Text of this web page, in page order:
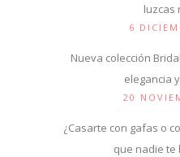
luzcas
6
Nueva colección
elegancia
20
¿Casarte con gafas o
que nadie te